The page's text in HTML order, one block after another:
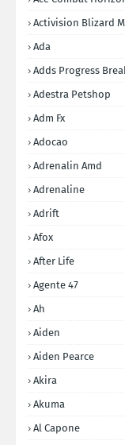
Activision Blizard
Ada
Adds Progress
Adestra Petshop
Adm Fx
Adocao
Adrenalin Amd
Adrenaline
Adrift
Afox
After Life
Agente 47
Ah
Aiden
Aiden Pearce
Akira
Akuma
Al Capone